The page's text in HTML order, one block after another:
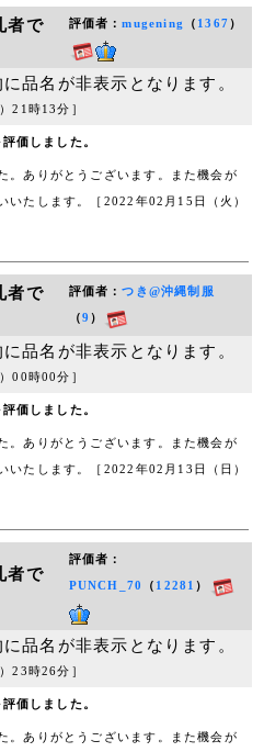
者で
評価者：mugening （ 1367）
品名が非表示となります。
21時13分］
価しました。
。ありがとうございます。また機会が
いたします。［2022年02月15日（火）
者で
評価者：つき@沖縄制服
（9 ）
品名が非表示となります。
00時00分］
価しました。
。ありがとうございます。また機会が
いたします。［2022年02月13日（日）
者で
評価者：
PUNCH_70 （ 12281 ）
品名が非表示となります。
23時26分］
価しました。
。ありがとうございます。また機会が